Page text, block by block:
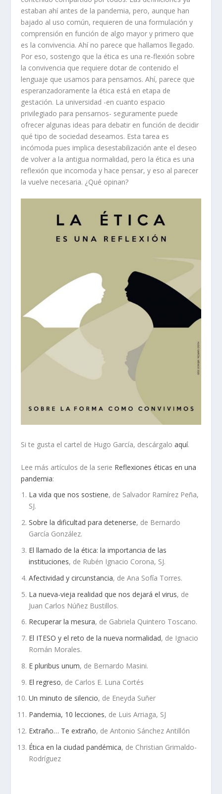
estaban ahí antes de la pandemia, pero, aunque han
bajado al uso común, requieren de una formulación y
comprensión en función de algo mayor y primero que
es la convivencia. Ahí no parece que hallamos llegado.
Por eso, sostengo que la ética es una re-flexión sobre
la convivencia que requiere dotar de contenido el
lenguaje que usamos para pensarnos. Ahí, parece que
esperanzadoramente la ética está en etapa de
gestación. La universidad -en cuanto espacio
privilegiado para pensarnos- seguramente puede
ofrecer algunas ideas para debatir en función de decidir
qué tipo de sociedad deseamos. Esta tarea es
incómoda pues implica desestabilización ante el deseo
de volver a la antigua normalidad, pero la ética es una
reflexión que incomoda y hace pensar, y eso al parecer
la vuelve necesaria. ¿Qué opinan?
Si te gusta el cartel de Hugo García, descárgaloaquí.
Lee más artículos de la serie Reflexiones éticas en una
pandemia:
La vida que nos sostiene, de Salvador Ramírez Peña,
SJ.
Sobre la dificultad para detenerse, de Bernardo
García González.
El llamado de la ética: la importancia de las
instituciones, de Rubén Ignacio Corona, SJ.
Afectividad y circunstancia, de Ana Sofía Torres.
La nueva-vieja realidad que nos dejará el virus, de
Juan Carlos Núñez Bustillos.
Recuperar la mesura, de Gabriela Quintero Toscano.
El ITESO y el reto de la nueva normalidad, de Ignacio
Román Morales.
E pluribus unum, de Bernardo Masini.
El regreso, de Carlos E. Luna Cortés
Un minuto de silencio, de Eneyda Suñer
Pandemia, 10 lecciones, de Luis Arriaga, SJ
Extraño… Te extraño, de Antonio Sánchez Antillón
Ética en la ciudad pandémica, de Christian Grimaldo-
Rodríguez